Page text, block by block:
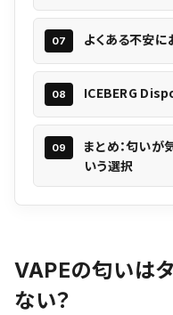
よくある不安に
ICEBERG
まとめ：匂い
いう選択
VAPEの匂いは
ない？